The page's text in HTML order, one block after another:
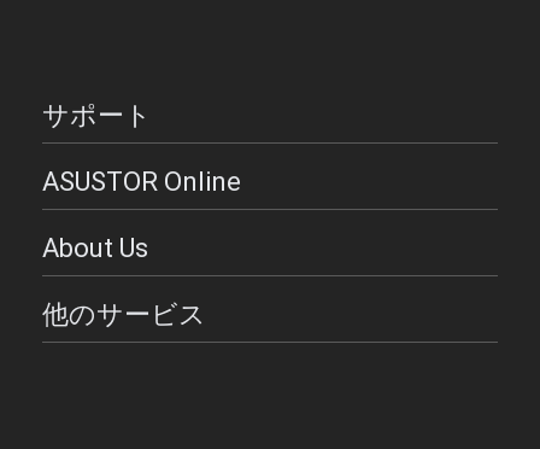
サポート
ASUSTOR Online
About Us
他のサービス